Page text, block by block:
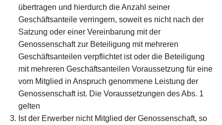
übertragen und hierdurch die Anzahl seiner
Geschäftsanteile verringern, soweit es nicht nach der
Satzung oder einer Vereinbarung mit der
Genossenschaft zur Beteiligung mit mehreren
Geschäftsanteilen verpflichtet ist oder die Beteiligung
mit mehreren Geschäftsanteilen Voraussetzung für eine
vom Mitglied in Anspruch genommene Leistung der
Genossenschaft ist. Die Voraussetzungen des Abs. 1
gelten
Ist der Erwerber nicht Mitglied der Genossenschaft, so